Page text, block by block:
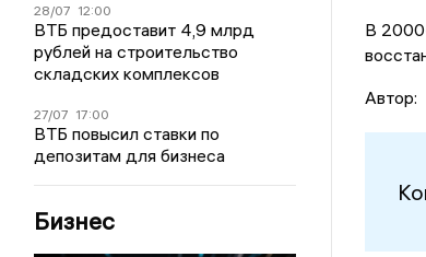
28/07 12:00
ВТБ предоставит 4,9 млрд
рублей на строительство
складских комплексов
27/07 17:00
ВТБ повысил ставки по
депозитам для бизнеса
Бизнес
В
Автор: